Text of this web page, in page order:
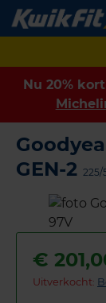
Nu 20%
GEN-2 225/
€
Uitverkocht: